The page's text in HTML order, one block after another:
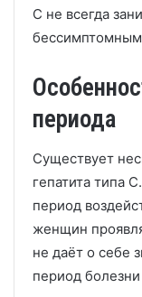
С не всегда
периода
Существует
гепатита типа
период
женщин
не даёт о себе
период болезни